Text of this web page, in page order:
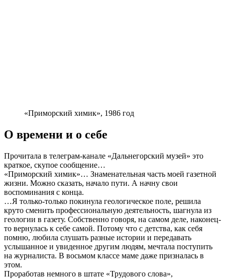
«Приморский химик», 1986 год
О времени и о себе
Прочитала в телеграм-канале «Дальнегорский музей» это
краткое, скупое сообщение…
«Приморский химик»… Знаменательная часть моей газетной
жизни. Можно сказать, начало пути. А начну свои
воспоминания с конца.
…Я только-только покинула геологическое поле, решила
круто сменить профессиональную деятельность, шагнула из
геологии в газету. Собственно говоря, на самом деле, наконец-
то вернулась к себе самой. Потому что с детства, как себя
помню, любила слушать разные истории и передавать
услышанное и увиденное другим людям, мечтала поступить
на журналиста. В восьмом классе маме даже призналась в
этом.
Проработав немного в штате «Трудового слова»,